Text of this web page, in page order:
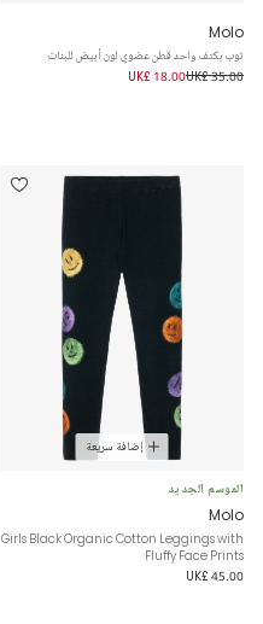
Molo
توب بكتف واحد قطن عضوي لون أبيض للبنات
UK£ 35.00
UK£ 18.00
إضافة سريعة
الموسم الجديد
Molo
Girls Black Organic Cotton Leggings with
Fluffy Face Prints
UK£ 45.00